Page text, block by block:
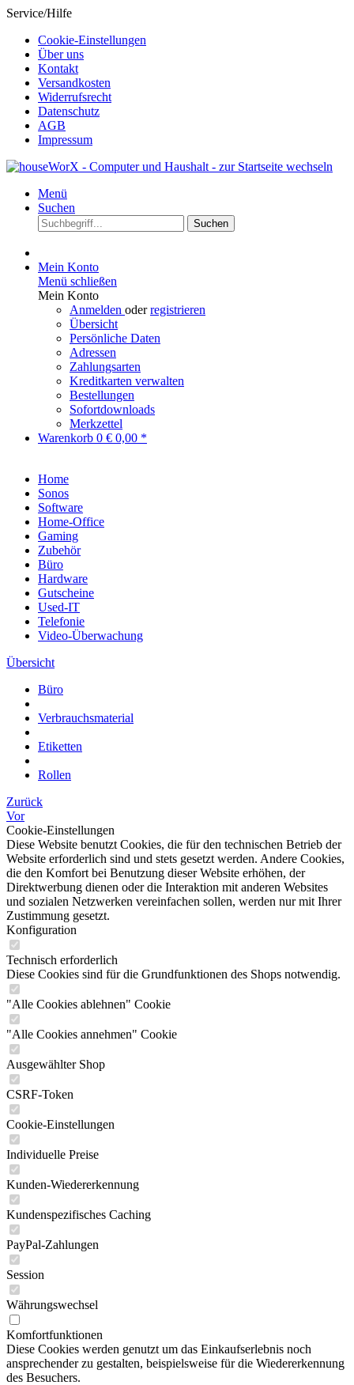
Service/Hilfe
Cookie-Einstellungen
Über uns
Kontakt
Versandkosten
Widerrufsrecht
Datenschutz
AGB
Impressum
Menü
Suchen
Suchen
Mein Konto
Menü schließen
Mein Konto
Anmelden oderregistrieren
Übersicht
Persönliche Daten
Adressen
Zahlungsarten
Kreditkarten verwalten
Bestellungen
Sofortdownloads
Merkzettel
Warenkorb 0 € 0,00 *
Home
Sonos
Software
Home-Office
Gaming
Zubehör
Büro
Hardware
Gutscheine
Used-IT
Telefonie
Video-Überwachung
Übersicht
Büro
Verbrauchsmaterial
Etiketten
Rollen
Zurück
Vor
Cookie-Einstellungen
Diese Website benutzt Cookies, die für den technischen Betrieb der
Website erforderlich sind und stets gesetzt werden. Andere Cookies,
die den Komfort bei Benutzung dieser Website erhöhen, der
Direktwerbung dienen oder die Interaktion mit anderen Websites
und sozialen Netzwerken vereinfachen sollen, werden nur mit Ihrer
Zustimmung gesetzt.
Konfiguration
Technisch erforderlich
Diese Cookies sind für die Grundfunktionen des Shops notwendig.
"Alle Cookies ablehnen" Cookie
"Alle Cookies annehmen" Cookie
Ausgewählter Shop
CSRF-Token
Cookie-Einstellungen
Individuelle Preise
Kunden-Wiedererkennung
Kundenspezifisches Caching
PayPal-Zahlungen
Session
Währungswechsel
Komfortfunktionen
Diese Cookies werden genutzt um das Einkaufserlebnis noch
ansprechender zu gestalten, beispielsweise für die Wiedererkennung
des Besuchers.